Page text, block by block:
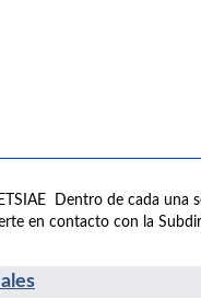
Dentro de cada una
en contacto con la